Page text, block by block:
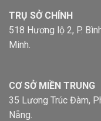
TRỤ SỞ CHÍNH
518 Hương lộ 2, P.
Minh.
CƠ SỞ MIỀN TRUNG
35 Lương Trúc Đàm,
Nẵng.